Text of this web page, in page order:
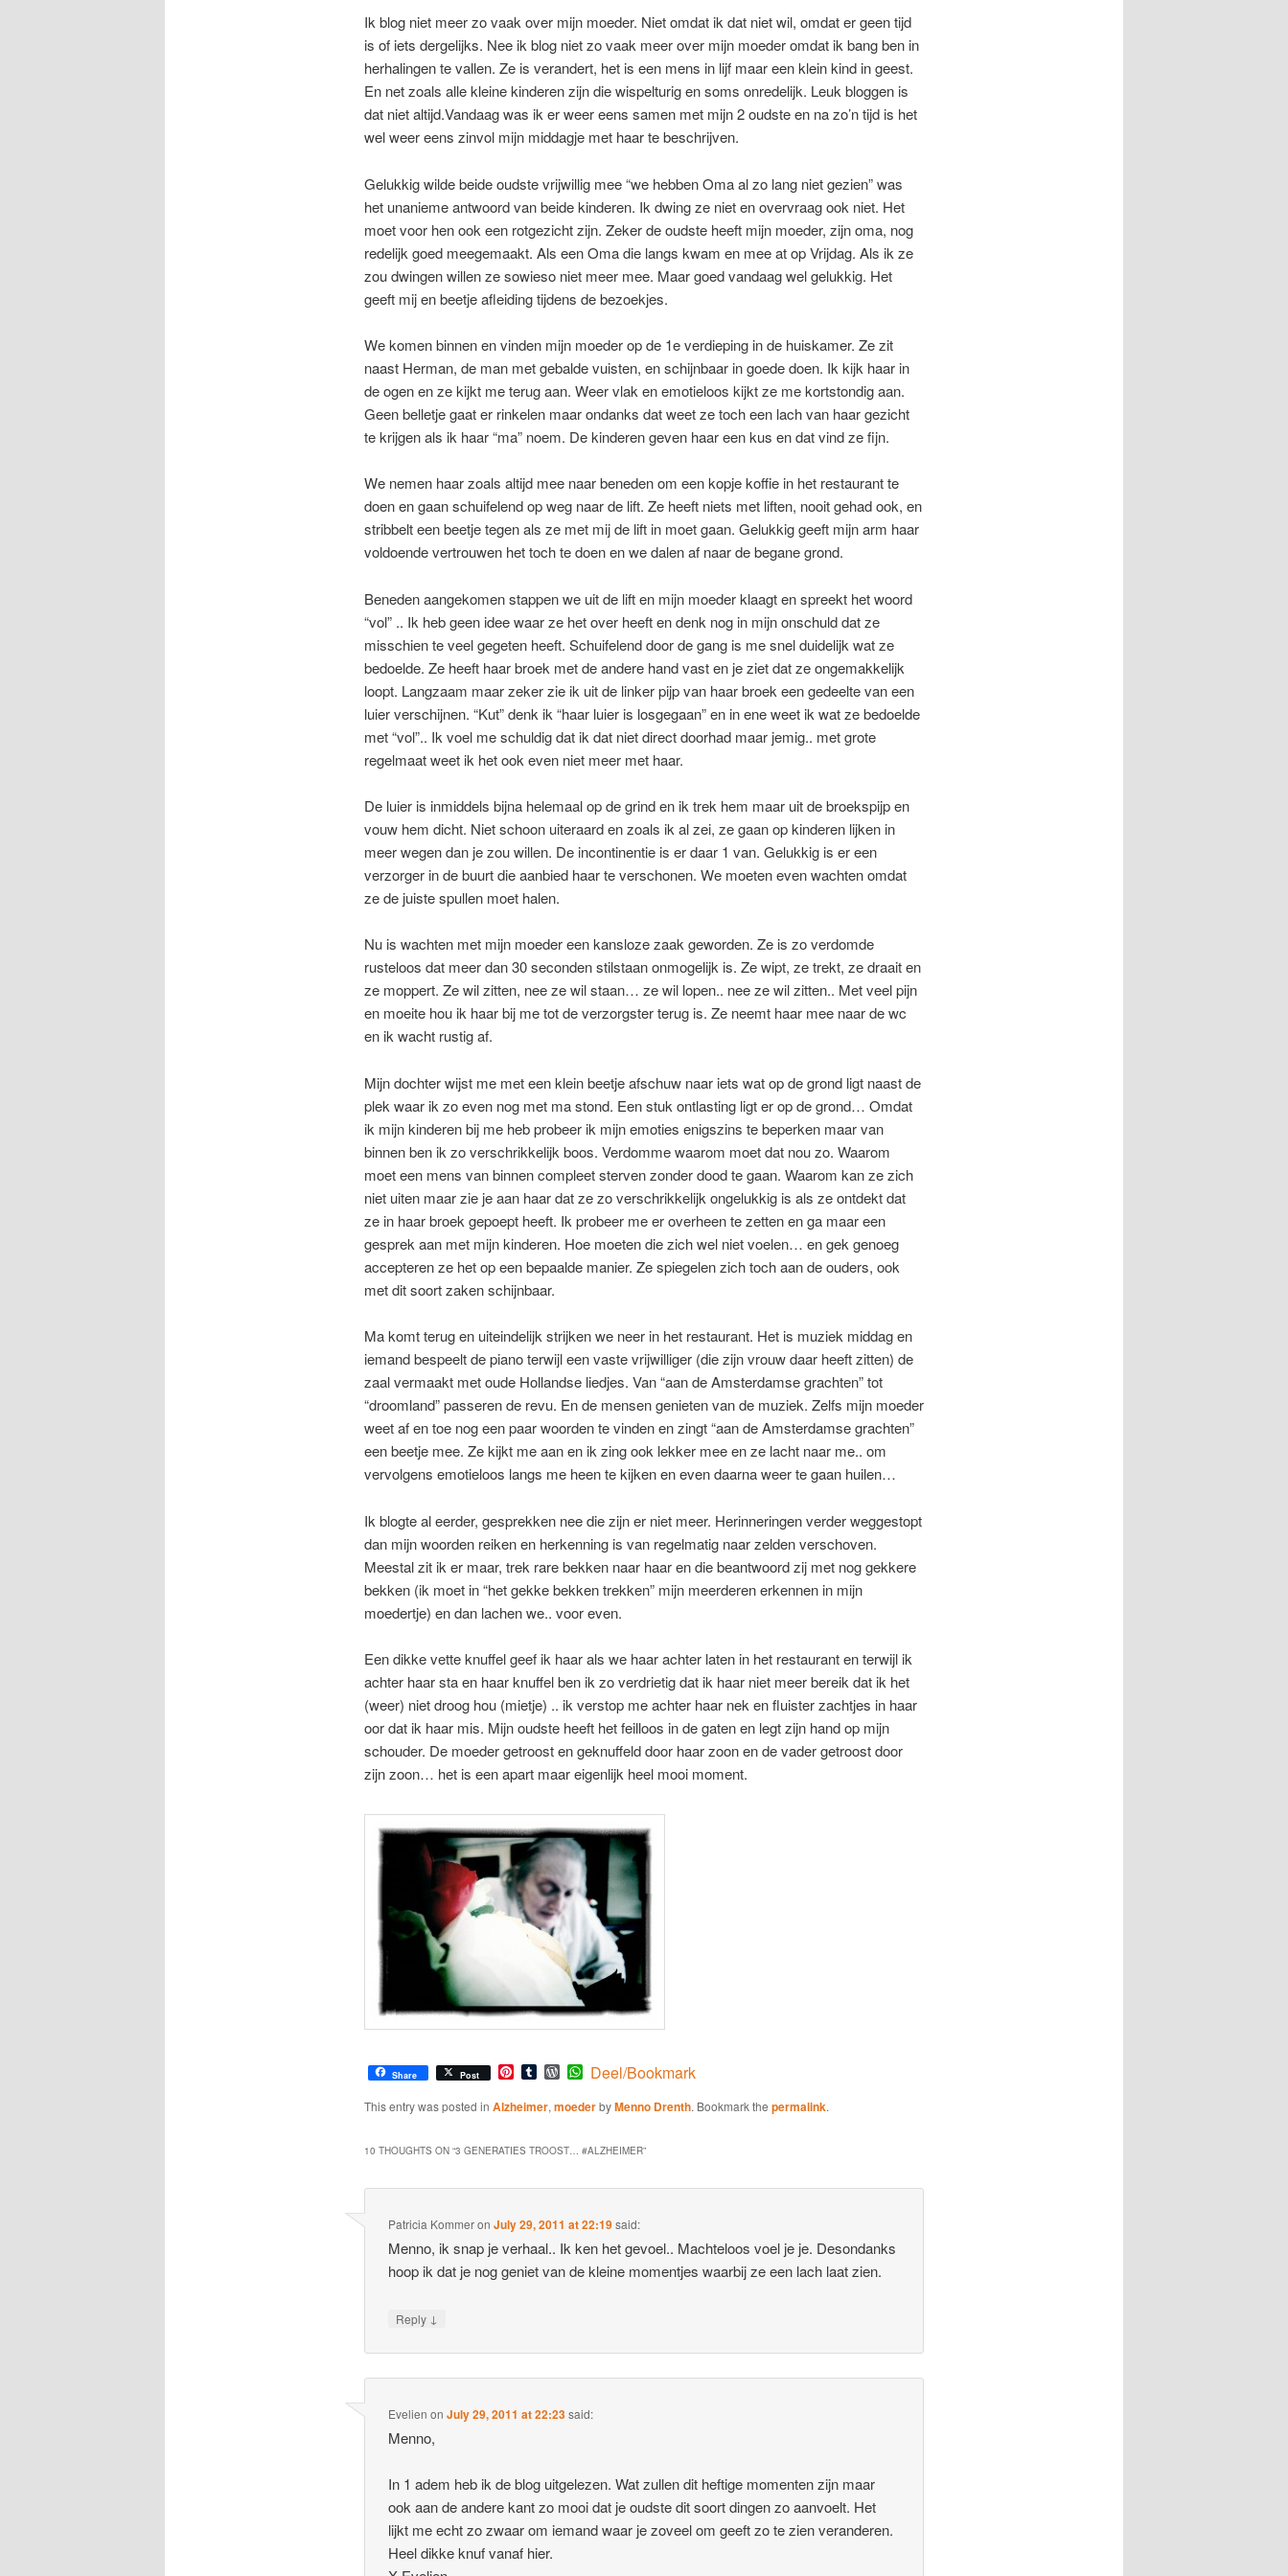
Ik blog niet meer zo vaak over mijn moeder. Niet omdat ik dat niet wil, omdat er geen tijd
is of iets dergelijks. Nee ik blog niet zo vaak meer over mijn moeder omdat ik bang ben in
herhalingen te vallen. Ze is verandert, het is een mens in lijf maar een klein kind in geest.
En net zoals alle kleine kinderen zijn die wispelturig en soms onredelijk. Leuk bloggen is
dat niet altijd.Vandaag was ik er weer eens samen met mijn 2 oudste en na zo’n tijd is het
wel weer eens zinvol mijn middagje met haar te beschrijven.
Gelukkig wilde beide oudste vrijwillig mee “we hebben Oma al zo lang niet gezien” was
het unanieme antwoord van beide kinderen. Ik dwing ze niet en overvraag ook niet. Het
moet voor hen ook een rotgezicht zijn. Zeker de oudste heeft mijn moeder, zijn oma, nog
redelijk goed meegemaakt. Als een Oma die langs kwam en mee at op Vrijdag. Als ik ze
zou dwingen willen ze sowieso niet meer mee. Maar goed vandaag wel gelukkig. Het
geeft mij en beetje afleiding tijdens de bezoekjes.
We komen binnen en vinden mijn moeder op de 1e verdieping in de huiskamer. Ze zit
naast Herman, de man met gebalde vuisten, en schijnbaar in goede doen. Ik kijk haar in
de ogen en ze kijkt me terug aan. Weer vlak en emotieloos kijkt ze me kortstondig aan.
Geen belletje gaat er rinkelen maar ondanks dat weet ze toch een lach van haar gezicht
te krijgen als ik haar “ma” noem. De kinderen geven haar een kus en dat vind ze fijn.
We nemen haar zoals altijd mee naar beneden om een kopje koffie in het restaurant te
doen en gaan schuifelend op weg naar de lift. Ze heeft niets met liften, nooit gehad ook, en
stribbelt een beetje tegen als ze met mij de lift in moet gaan. Gelukkig geeft mijn arm haar
voldoende vertrouwen het toch te doen en we dalen af naar de begane grond.
Beneden aangekomen stappen we uit de lift en mijn moeder klaagt en spreekt het woord
“vol” .. Ik heb geen idee waar ze het over heeft en denk nog in mijn onschuld dat ze
misschien te veel gegeten heeft. Schuifelend door de gang is me snel duidelijk wat ze
bedoelde. Ze heeft haar broek met de andere hand vast en je ziet dat ze ongemakkelijk
loopt. Langzaam maar zeker zie ik uit de linker pijp van haar broek een gedeelte van een
luier verschijnen. “Kut” denk ik “haar luier is losgegaan” en in ene weet ik wat ze bedoelde
met “vol”.. Ik voel me schuldig dat ik dat niet direct doorhad maar jemig.. met grote
regelmaat weet ik het ook even niet meer met haar.
De luier is inmiddels bijna helemaal op de grind en ik trek hem maar uit de broekspijp en
vouw hem dicht. Niet schoon uiteraard en zoals ik al zei, ze gaan op kinderen lijken in
meer wegen dan je zou willen. De incontinentie is er daar 1 van. Gelukkig is er een
verzorger in de buurt die aanbied haar te verschonen. We moeten even wachten omdat
ze de juiste spullen moet halen.
Nu is wachten met mijn moeder een kansloze zaak geworden. Ze is zo verdomde
rusteloos dat meer dan 30 seconden stilstaan onmogelijk is. Ze wipt, ze trekt, ze draait en
ze moppert. Ze wil zitten, nee ze wil staan… ze wil lopen.. nee ze wil zitten.. Met veel pijn
en moeite hou ik haar bij me tot de verzorgster terug is. Ze neemt haar mee naar de wc
en ik wacht rustig af.
Mijn dochter wijst me met een klein beetje afschuw naar iets wat op de grond ligt naast de
plek waar ik zo even nog met ma stond. Een stuk ontlasting ligt er op de grond… Omdat
ik mijn kinderen bij me heb probeer ik mijn emoties enigszins te beperken maar van
binnen ben ik zo verschrikkelijk boos. Verdomme waarom moet dat nou zo. Waarom
moet een mens van binnen compleet sterven zonder dood te gaan. Waarom kan ze zich
niet uiten maar zie je aan haar dat ze zo verschrikkelijk ongelukkig is als ze ontdekt dat
ze in haar broek gepoept heeft. Ik probeer me er overheen te zetten en ga maar een
gesprek aan met mijn kinderen. Hoe moeten die zich wel niet voelen… en gek genoeg
accepteren ze het op een bepaalde manier. Ze spiegelen zich toch aan de ouders, ook
met dit soort zaken schijnbaar.
Ma komt terug en uiteindelijk strijken we neer in het restaurant. Het is muziek middag en
iemand bespeelt de piano terwijl een vaste vrijwilliger (die zijn vrouw daar heeft zitten) de
zaal vermaakt met oude Hollandse liedjes. Van “aan de Amsterdamse grachten” tot
“droomland” passeren de revu. En de mensen genieten van de muziek. Zelfs mijn moeder
weet af en toe nog een paar woorden te vinden en zingt “aan de Amsterdamse grachten”
een beetje mee. Ze kijkt me aan en ik zing ook lekker mee en ze lacht naar me.. om
vervolgens emotieloos langs me heen te kijken en even daarna weer te gaan huilen…
Ik blogte al eerder, gesprekken nee die zijn er niet meer. Herinneringen verder weggestopt
dan mijn woorden reiken en herkenning is van regelmatig naar zelden verschoven.
Meestal zit ik er maar, trek rare bekken naar haar en die beantwoord zij met nog gekkere
bekken (ik moet in “het gekke bekken trekken” mijn meerderen erkennen in mijn
moedertje) en dan lachen we.. voor even.
Een dikke vette knuffel geef ik haar als we haar achter laten in het restaurant en terwijl ik
achter haar sta en haar knuffel ben ik zo verdrietig dat ik haar niet meer bereik dat ik het
(weer) niet droog hou (mietje) .. ik verstop me achter haar nek en fluister zachtjes in haar
oor dat ik haar mis. Mijn oudste heeft het feilloos in de gaten en legt zijn hand op mijn
schouder. De moeder getroost en geknuffeld door haar zoon en de vader getroost door
zijn zoon… het is een apart maar eigenlijk heel mooi moment.
Share Post Pinterest
TumblrWordPress
WhatsApp
Deel/Bookmark
This entry was posted in Alzheimer, moederbyMenno Drenth. Bookmark the permalink.
10 THOUGHTS ON “3 GENERATIES TROOST… #ALZHEIMER”
Patricia KommeronJuly 29, 2011 at 22:19said:
Menno, ik snap je verhaal.. Ik ken het gevoel.. Machteloos voel je je. Desondanks
hoop ik dat je nog geniet van de kleine momentjes waarbij ze een lach laat zien.
Reply ↓
Evelien onJuly 29, 2011 at 22:23said:
Menno,
In 1 adem heb ik de blog uitgelezen. Wat zullen dit heftige momenten zijn maar
ook aan de andere kant zo mooi dat je oudste dit soort dingen zo aanvoelt. Het
lijkt me echt zo zwaar om iemand waar je zoveel om geeft zo te zien veranderen.
Heel dikke knuf vanaf hier.